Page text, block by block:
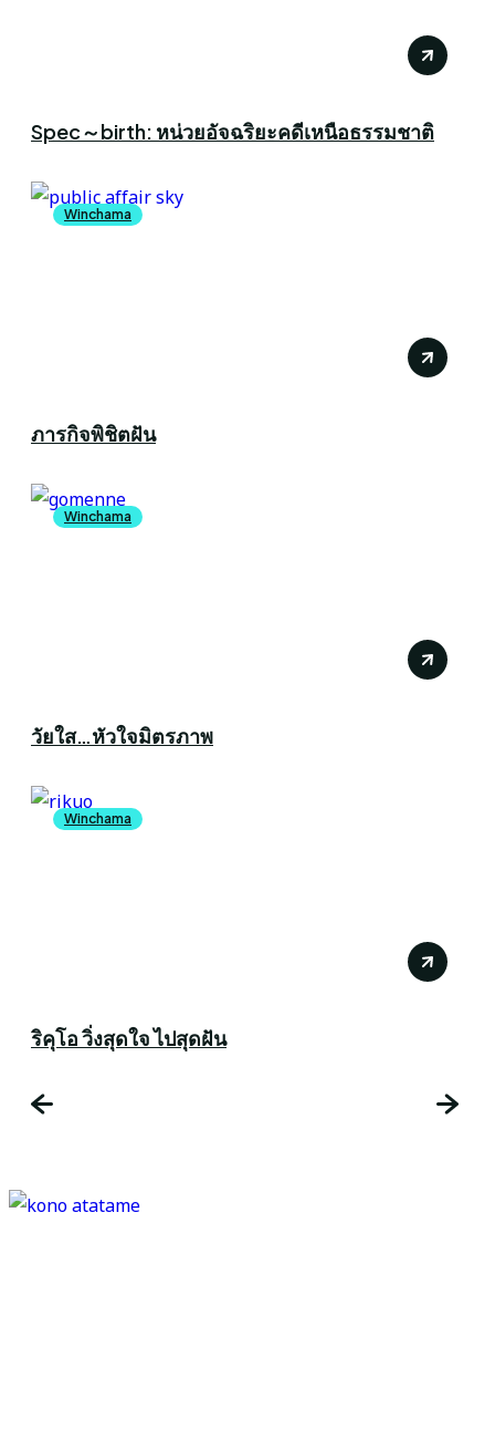
Spec～birth: หน่วยอัจฉริยะคดีเหนือธรรมชาติ
Winchama
ภารกิจพิชิตฝัน
Winchama
วัยใส…หัวใจมิตรภาพ
Winchama
ริคุโอ วิ่งสุดใจ ไปสุดฝัน